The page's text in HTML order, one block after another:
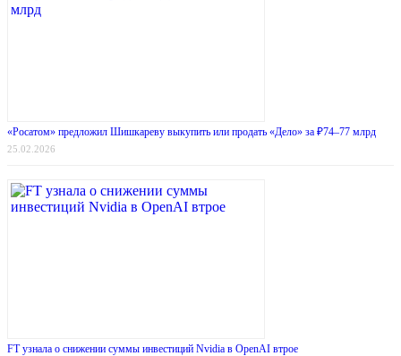
«Росатом» предложил Шишкареву выкупить или продать «Дело» за ₽74–77 млрд
25.02.2026
FT узнала о снижении суммы инвестиций Nvidia в OpenAI втрое